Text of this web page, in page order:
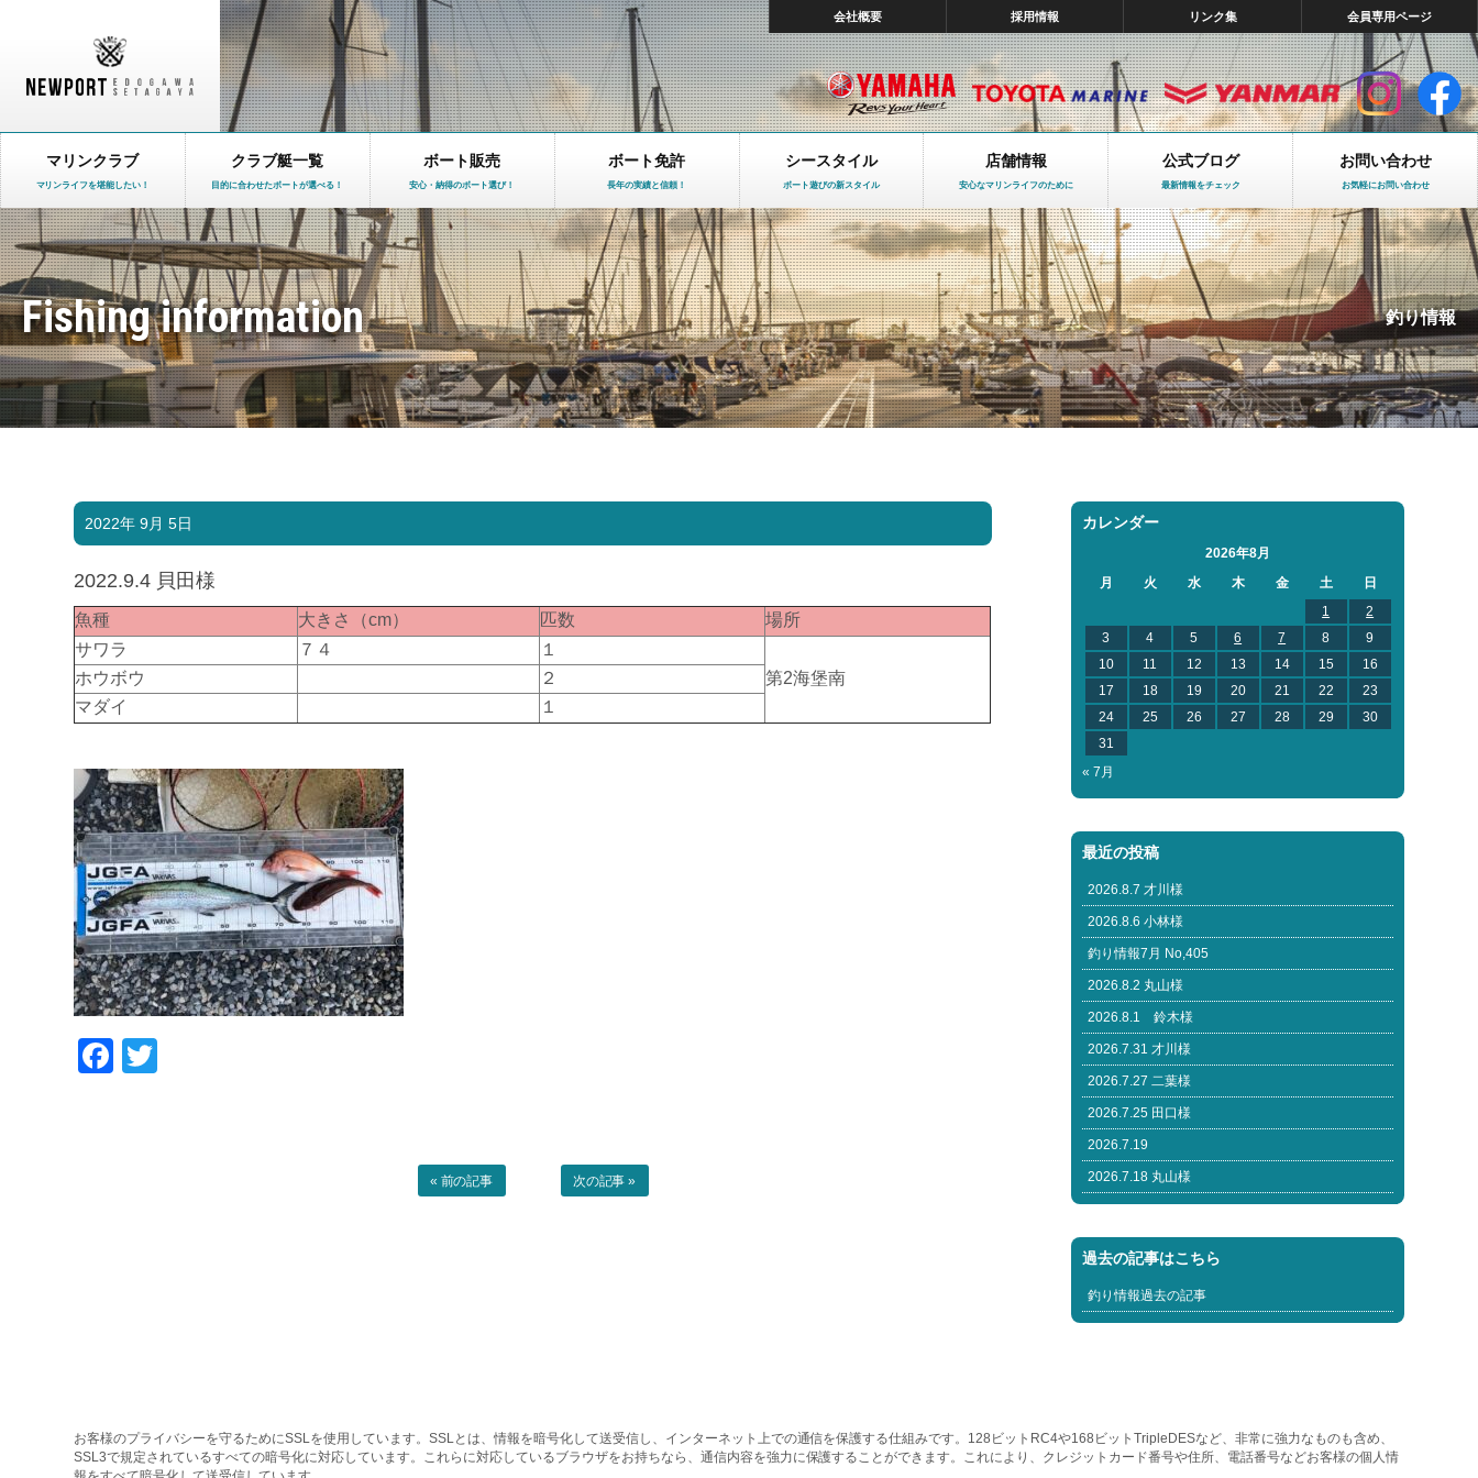
会社概要 採用情報 リンク集 会員専用ページ
マリンクラブ
マリンライフを堪能したい！
クラブ艇一覧
目的に合わせたボートが選べる！
ボート販売
安心・納得のボート選び！
ボート免許
長年の実績と信頼！
シースタイル
ボート遊びの新スタイル
店舗情報
安心なマリンライフのために
公式ブログ
最新情報をチェック
お問い合わせ
お気軽にお問い合わせ
Fishing information 釣り情報
2022年 9月 5日
2022.9.4 貝田様
魚種 大きさ（cm） 匹数
場所
サワラ
７４
１
第2海堡南
ホウボウ
２
マダイ
１
Facebook
« 前の記事 次の記事 »
カレンダー
2026年8月
月
火 水 木 金 土
日
1
2
3
4 5 6 7 8
9
10
11 12 13 14 15
16
17
18 19 20 21 22
23
24
25 26 27 28 29
30
31
« 7月
最近の投稿
2026.8.7 才川様
2026.8.6 小林様
釣り情報7月 No,405
2026.8.2 丸山様
2026.8.1 鈴木様
2026.7.31 才川様
2026.7.27 二葉様
2026.7.25 田口様
2026.7.19
2026.7.18 丸山様
過去の記事はこちら
釣り情報過去の記事
お客様のプライバシーを守るためにSSLを使用しています。SSLとは、情報を暗号化して送受信し、インターネット上での通信を保護する仕組みです。128ビットRC4や168ビットTripleDESなど、非常に強力なものも含め、
SSL3で規定されているすべての暗号化に対応しています。これらに対応しているブラウザをお持ちなら、通信内容を強力に保護することができます。これにより、クレジットカード番号や住所、電話番号などお客様の個人情